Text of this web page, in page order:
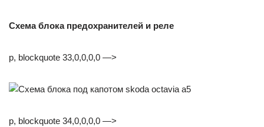
Схема блока предохранителей и реле
p, blockquote 33,0,0,0,0 —>
p, blockquote 34,0,0,0,0 —>